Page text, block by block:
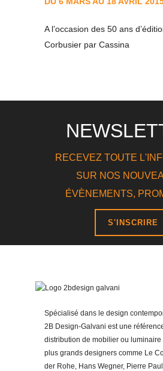
A l’occasion des 50 ans
Corbusier par Cassina
RECEVEZ TOUTE
SUR NOS
ÉVÈNEMENTS,
S'INSCRIRE
Spécialisé dans le design
2B Design-Galvani est une
distribution de mobilier ou
plus grands designers comme Le
der Rohe, Hans Wegner, Pierre